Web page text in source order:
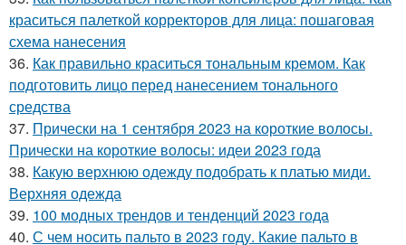
краситься палеткой корректоров для лица: пошаговая
схема нанесения
36. Как правильно краситься тональным кремом. Как
подготовить лицо перед нанесением тонального
средства
37. Прически на 1 сентября 2023 на короткие волосы.
Прически на короткие волосы: идеи 2023 года
38. Какую верхнюю одежду подобрать к платью миди.
Верхняя одежда
39. 100 модных трендов и тенденций 2023 года
40. С чем носить пальто в 2023 году. Какие пальто в